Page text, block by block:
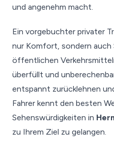
und angenehm macht.
Ein vorgebuchter privater
nur Komfort, sondern auch
öffentlichen
überfüllt und
entspannt zurücklehnen
Fahrer kennt den besten
Sehenswürdigkeiten in
zu Ihrem Ziel zu gelangen.